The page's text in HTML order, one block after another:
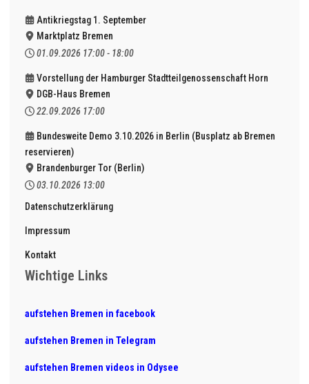
Antikriegstag 1. September
Marktplatz Bremen
01.09.2026 17:00 - 18:00
Vorstellung der Hamburger Stadtteilgenossenschaft Horn
DGB-Haus Bremen
22.09.2026 17:00
Bundesweite Demo 3.10.2026 in Berlin (Busplatz ab Bremen
reservieren)
Brandenburger Tor (Berlin)
03.10.2026 13:00
Datenschutzerklärung
Impressum
Kontakt
Wichtige Links
aufstehen Bremen in facebook
aufstehen Bremen in Telegram
aufstehen Bremen videos in Odysee